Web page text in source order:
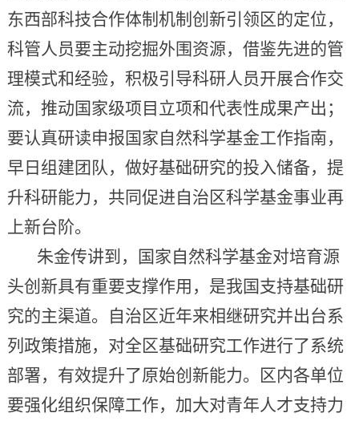
东西部科技合作体制机制创新引领区的定位，
科管人员要主动挖掘外围资源，借鉴先进的管
理模式和经验，积极引导科研人员开展合作交
流，推动国家级项目立项和代表性成果产出；
要认真研读申报国家自然科学基金工作指南，
早日组建团队，做好基础研究的投入储备，提
升科研能力，共同促进自治区科学基金事业再
上新台阶。
朱金传讲到，国家自然科学基金对培育源
头创新具有重要支撑作用，是我国支持基础研
究的主渠道。自治区近年来相继研究并出台系
列政策措施，对全区基础研究工作进行了系统
部署，有效提升了原始创新能力。区内各单位
要强化组织保障工作，加大对青年人才支持力